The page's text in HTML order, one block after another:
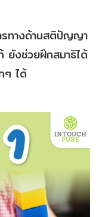
รทางด้านสติปัญญา
ยังช่วยฝึกสมาธิได้
ๆ ได้